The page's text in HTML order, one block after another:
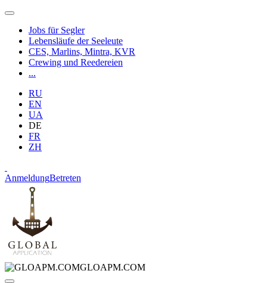
Jobs für Segler
Lebensläufe der Seeleute
CES, Marlins, Mintra, KVR
Crewing und Reedereien
...
RU
EN
UA
DE
FR
ZH
AnmeldungBetreten
GLOAPM.COM